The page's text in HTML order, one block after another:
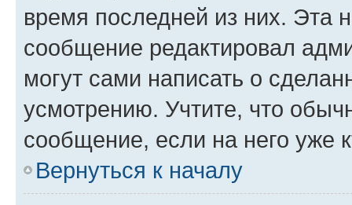
время последней из них. Эта
сообщение редактировал
могут сами написать о
усмотрению. Учтите, что
сообщение, если на него уже
Вернуться к началу